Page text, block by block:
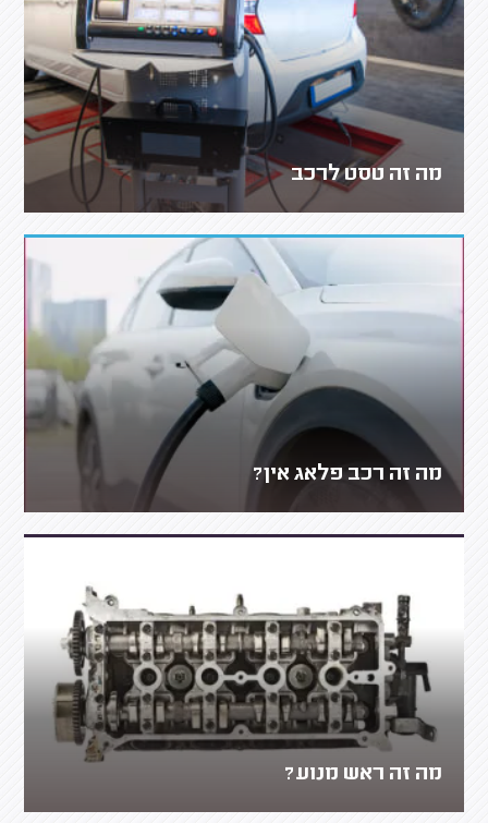
מה זה טסט לרכב
מה זה רכב פלאג אין?
מה זה ראש מנוע?